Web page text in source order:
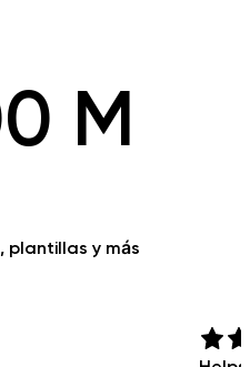
M
y más